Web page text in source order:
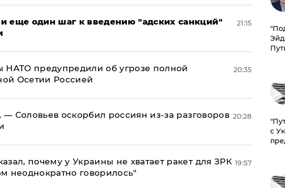
еще один шаг к введению "адских санкций"
21:15
НАТО предупредили об угрозе полной
Осетии Россией
20:35
— Соловьев оскорбил россиян из-за разговоров 20:28
почему у Украины не хватает ракет для ЗРК
неоднократно говорилось"
19:57
с